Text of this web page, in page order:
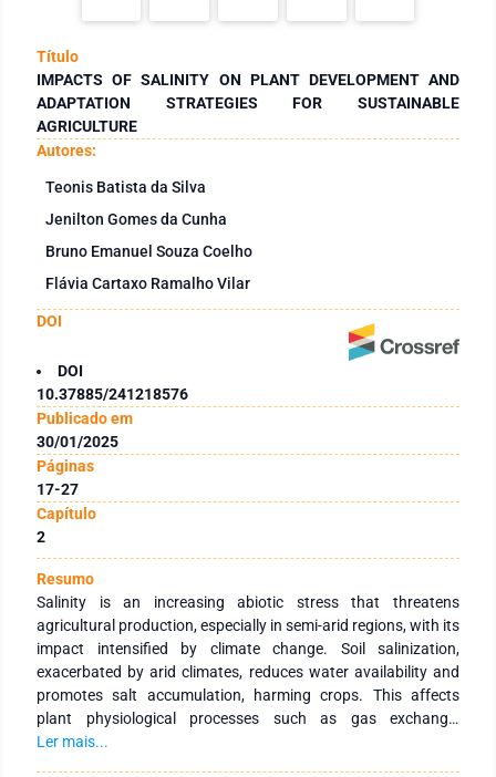
Título
IMPACTS OF SALINITY ON PLANT DEVELOPMENT AND
ADAPTATION STRATEGIES FOR SUSTAINABLE
AGRICULTURE
Autores:
Teonis Batista da Silva
Jenilton Gomes da Cunha
Bruno Emanuel Souza Coelho
Flávia Cartaxo Ramalho Vilar
DOI
DOI
10.37885/241218576
Publicado em
30/01/2025
Páginas
17-27
Capítulo
2
Resumo
Salinity is an increasing abiotic stress that threatens
agricultural production, especially in semi-arid regions, with its
impact intensified by climate change. Soil salinization,
exacerbated by arid climates, reduces water availability and
promotes salt accumulation, harming crops. This affects
plant physiological processes such as gas exchange,
photosynthesis, and water uptake, while also causing
Ler mais...